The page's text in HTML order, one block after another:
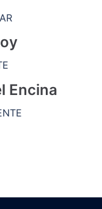
Encina